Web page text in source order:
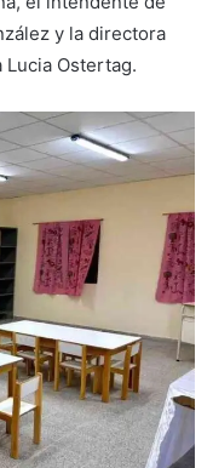
y la directora
Lucia Ostertag.